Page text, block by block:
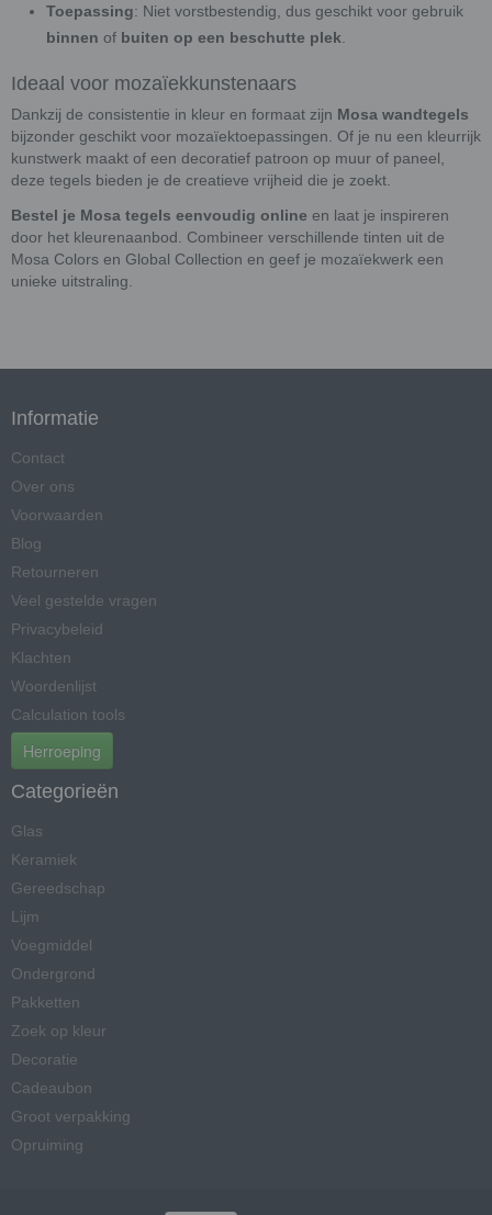
Toepassing: Niet vorstbestendig, dus geschikt voor gebruik
binnen of buiten op een beschutte plek
Ideaal voor mozaïekkunstenaars
Dankzij de consistentie in kleur en formaat zijn Mosa wandtegels
bijzonder geschikt voor mozaïektoepassingen. Of je nu een kleurrijk
kunstwerk maakt of een decoratief patroon op muur of paneel,
deze tegels bieden je de creatieve vrijheid die je zoekt.
Bestel je Mosa tegels eenvoudig online en laat je inspireren
door het kleurenaanbod. Combineer verschillende tinten uit de
Mosa Colors en Global Collection en geef je mozaïekwerk een
unieke uitstraling.
Informatie
Contact
Over ons
Voorwaarden
Blog
Retourneren
Veel gestelde vragen
Privacybeleid
Klachten
Woordenlijst
Calculation tools
Herroeping
Categorieën
Glas
Keramiek
Gereedschap
Lijm
Voegmiddel
Ondergrond
Pakketten
Zoek op kleur
Decoratie
Cadeaubon
Groot verpakking
Opruiming